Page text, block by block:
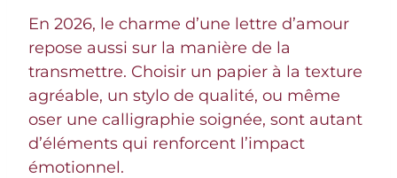
En 2026, le charme d’une lettre d’amour
repose aussi sur la manière de la
transmettre. Choisir un papier à la texture
agréable, un stylo de qualité, ou même
oser une calligraphie soignée, sont autant
d’éléments qui renforcent l’impact
émotionnel.